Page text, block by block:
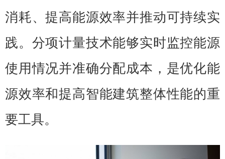
消耗、提高能源效率并推动可持续实
践。分项计量技术能够实时监控能源
使用情况并准确分配成本，是优化能
源效率和提高智能建筑整体性能的重
要工具。